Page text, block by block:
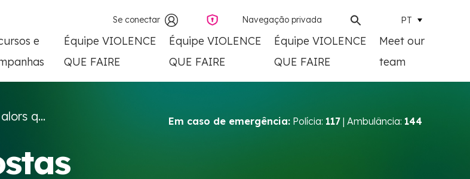
Se conectar Navegação privada PT
e
Équipe VIOLENCE
QUE FAIRE
Équipe VIOLENCE
QUE FAIRE
Équipe VIOLENCE
QUE FAIRE
Meet our
team
q... Em caso de emergência: Polícia: 117 | Ambulância: 144